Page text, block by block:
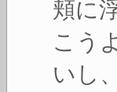
頬に
こう
いし